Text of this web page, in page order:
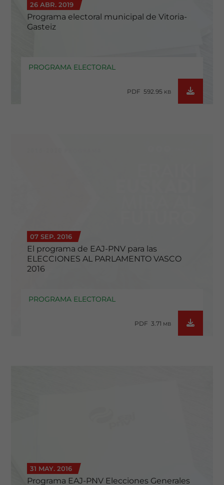
26 ABR. 2019
Programa electoral municipal de Vitoria-
Gasteiz
PROGRAMA ELECTORAL
PDF 592.95 KB
07 SEP. 2016
El programa de EAJ-PNV para las
ELECCIONES AL PARLAMENTO VASCO
2016
PROGRAMA ELECTORAL
PDF 3.71 MB
31 MAY. 2016
Programa EAJ-PNV Elecciones Generales